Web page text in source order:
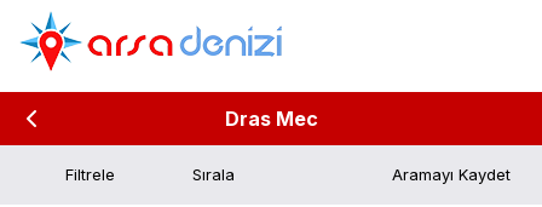
Dras Mec
Filtrele Aramayı Kaydet